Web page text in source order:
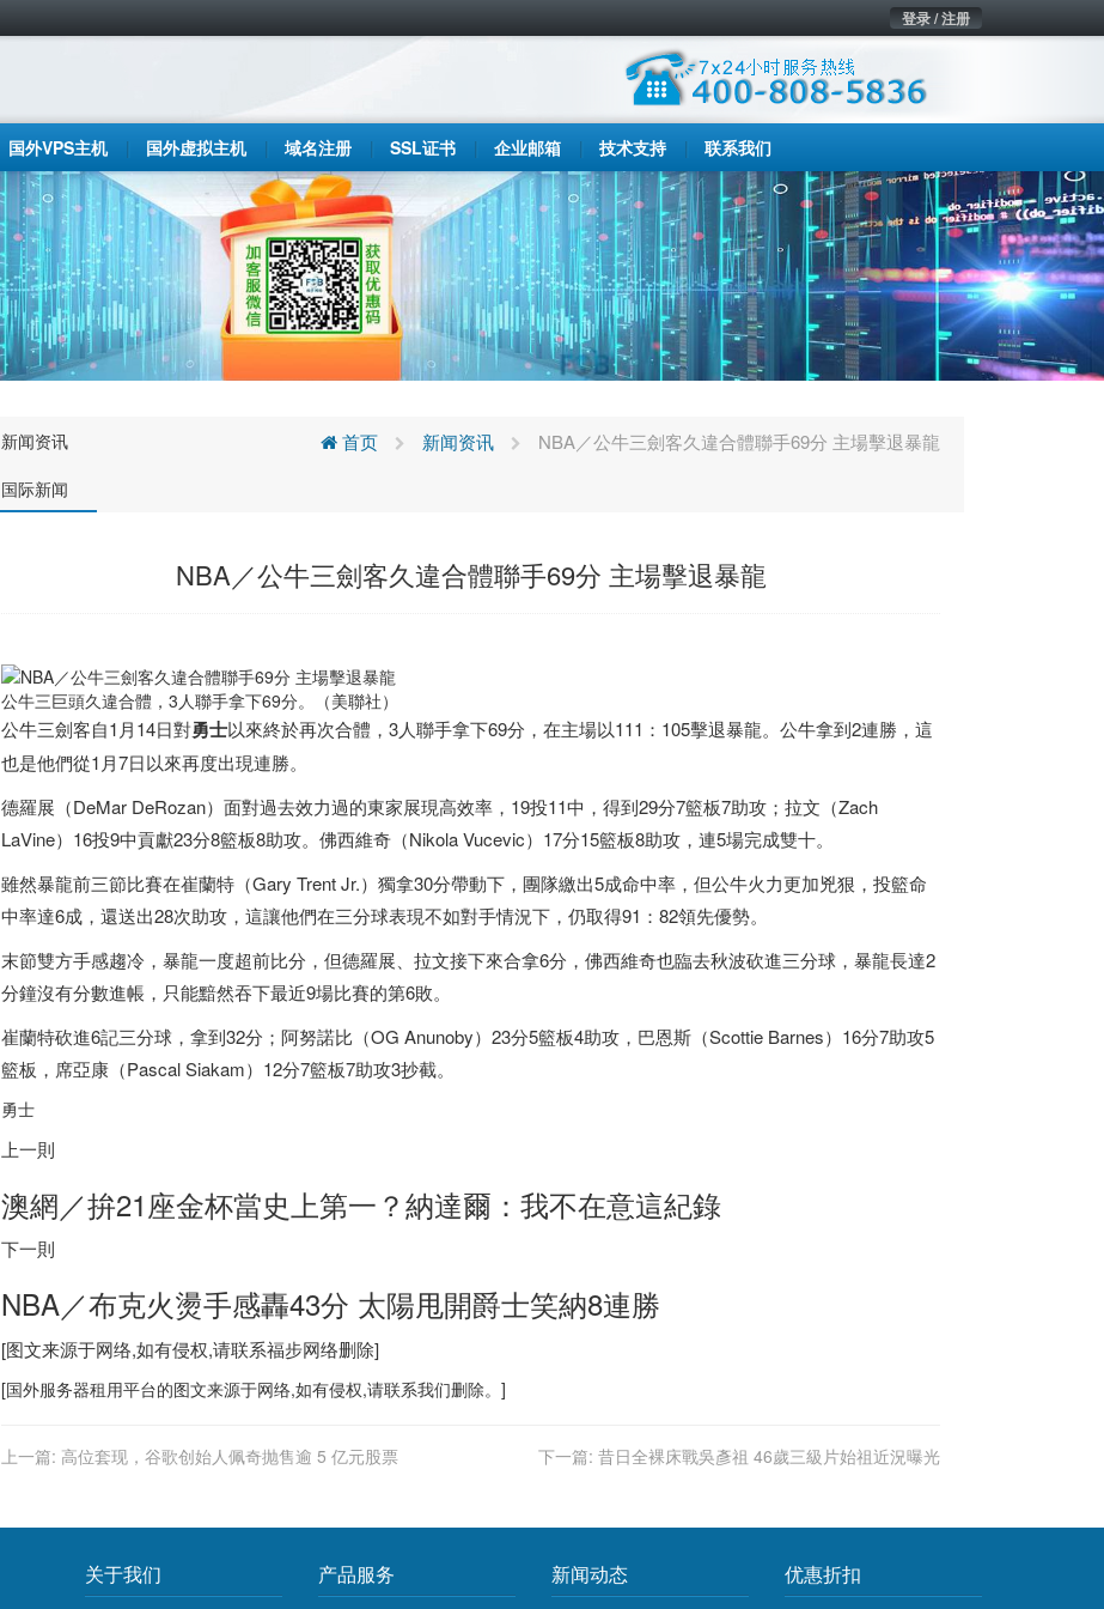
登录 / 注册
国外VPS主机 国外虚拟主机 域名注册 SSL证书 企业邮箱 技术支持 联系我们
新闻资讯
国际新闻
首页 新闻资讯 NBA／公牛三劍客久違合體聯手69分 主場擊退暴龍
NBA／公牛三劍客久違合體聯手69分 主場擊退暴龍
公牛三巨頭久違合體，3人聯手拿下69分。（美聯社）
公牛三劍客自1月14日對勇士以來終於再次合體，3人聯手拿下69分，在主場以111：105擊退暴龍。公牛拿到2連勝，這
也是他們從1月7日以來再度出現連勝。
德羅展（DeMar DeRozan）面對過去效力過的東家展現高效率，19投11中，得到29分7籃板7助攻；拉文（Zach
LaVine）16投9中貢獻23分8籃板8助攻。佛西維奇（Nikola Vucevic）17分15籃板8助攻，連5場完成雙十。
雖然暴龍前三節比賽在崔蘭特（Gary Trent Jr.）獨拿30分帶動下，團隊繳出5成命中率，但公牛火力更加兇狠，投籃命
中率達6成，還送出28次助攻，這讓他們在三分球表現不如對手情況下，仍取得91：82領先優勢。
末節雙方手感趨冷，暴龍一度超前比分，但德羅展、拉文接下來合拿6分，佛西維奇也臨去秋波砍進三分球，暴龍長達2
分鐘沒有分數進帳，只能黯然吞下最近9場比賽的第6敗。
崔蘭特砍進6記三分球，拿到32分；阿努諾比（OG Anunoby）23分5籃板4助攻，巴恩斯（Scottie Barnes）16分7助攻5
籃板，席亞康（Pascal Siakam）12分7籃板7助攻3抄截。
勇士
上一則
澳網／拚21座金杯當史上第一？納達爾：我不在意這紀錄
下一則
NBA／布克火燙手感轟43分 太陽甩開爵士笑納8連勝
[图文来源于网络,如有侵权,请联系福步网络删除]
[国外服务器租用平台的图文来源于网络,如有侵权,请联系我们删除。]
上一篇: 高位套现，谷歌创始人佩奇抛售逾 5 亿元股票 下一篇: 昔日全裸床戰吳彥祖 46歲三級片始祖近況曝光
关于我们 产品服务 新闻动态 优惠折扣